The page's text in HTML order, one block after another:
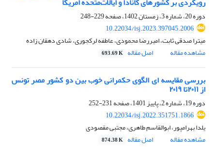
دوره 20، شماره 3، زمستان 1402، صفحه
229-248
10.22034/isj.2023.397045.2006
میترا صدقی ثابت، امیررضا محمودی، عاطفه لرکجوری، شادی دهقان زاده
مشاهده مقاله
اصل مقاله 693.69 K
بررسی مقایسه ای الگوی حکمرانی خوب بین دو کشور مصر ‌تونس
از ۲۰۱۱تا ۲۰۱۹
دوره 19، شماره 2، پاییز 1401، صفحه
231-252
10.22034/isj.2022.351751.1866
یلدا بهرامپور، ابوالقاسم طاهری، مجتبی مقصودی
مشاهده مقاله
اصل مقاله 874.38 K